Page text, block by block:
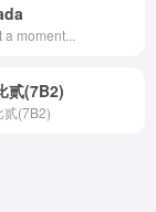
a moment...
贰(7B2)
贰(7B2)